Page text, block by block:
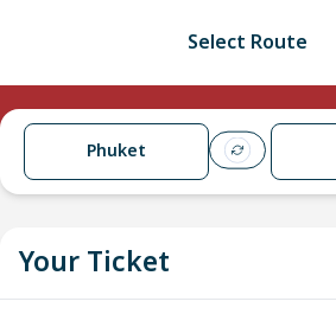
Select Route
Phuket
Your Ticket